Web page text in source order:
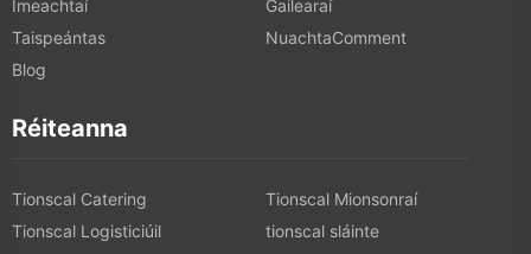
Imeachtaí
Gailearaí
Taispeántas
NuachtaComment
Blog
Réiteanna
Tionscal Catering
Tionscal Mionsonraí
Tionscal Logisticiúil
tionscal sláinte